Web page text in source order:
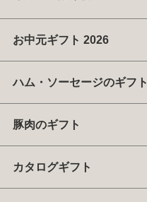
お中元ギフト 2026
ハム・ソーセージのギフト
豚肉のギフト
カタログギフト